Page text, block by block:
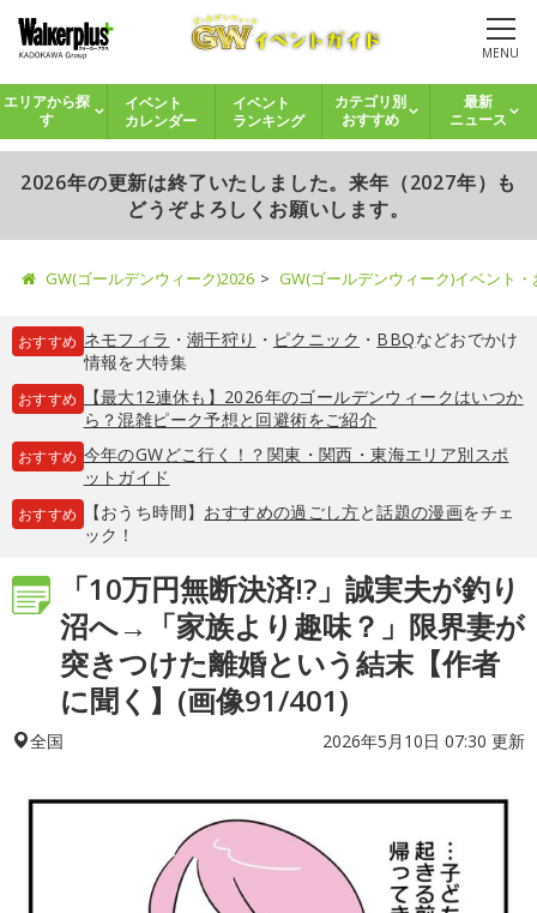
MENU
エリアから探
す
イベント
カレンダー
イベント
ランキング
カテゴリ別
おすすめ
最新
ニュース
2026年の更新は終了いたしました。来年（2027年）も
どうぞよろしくお願いします。
GW(ゴールデンウィーク)2026 GW(ゴールデンウィーク)イベント
おすすめ ネモフィラ ・ 潮干狩り ・ ピクニック ・ BBQなどおでかけ
情報を大特集
おすすめ
【最大12連休も】2026年のゴールデンウィークはいつか
ら？混雑ピーク予想と回避術をご紹介
おすすめ 今年のGWどこ行く！？関東・関西・東海エリア別スポ
ットガイド
おすすめ 【おうち時間】 おすすめの過ごし方と話題の漫画をチェ
ック！
「10万円無断決済!?」誠実夫が釣り
沼へ→「家族より趣味？」限界妻が
突きつけた離婚という結末【作者
に聞く】(画像91/401)
全国 2026年5月10日 07:30 更新